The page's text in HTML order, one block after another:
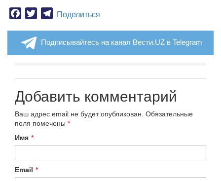
Facebook
TwitterTelegram
Поделиться
Подписывайтесь на канал Вести.UZ в Telegram
Добавить комментарий
Ваш адрес email не будет опубликован. Обязательные
поля помечены *
Имя *
Email *